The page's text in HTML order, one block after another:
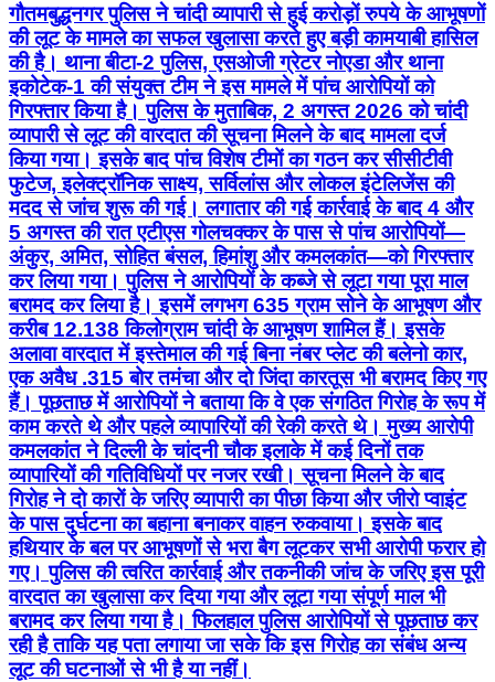
गौतमबुद्धनगर पुलिस ने चांदी व्यापारी से हुई करोड़ों रुपये के आभूषणों
की लूट के मामले का सफल खुलासा करते हुए बड़ी कामयाबी हासिल
की है। थाना बीटा-2 पुलिस, एसओजी ग्रेटर नोएडा और थाना
इकोटेक-1 की संयुक्त टीम ने इस मामले में पांच आरोपियों को
गिरफ्तार किया है। पुलिस के मुताबिक, 2 अगस्त 2026 को चांदी
व्यापारी से लूट की वारदात की सूचना मिलने के बाद मामला दर्ज
किया गया। इसके बाद पांच विशेष टीमों का गठन कर सीसीटीवी
फुटेज, इलेक्ट्रॉनिक साक्ष्य, सर्विलांस और लोकल इंटेलिजेंस की
मदद से जांच शुरू की गई। लगातार की गई कार्रवाई के बाद 4 और
5 अगस्त की रात एटीएस गोलचक्कर के पास से पांच आरोपियों—
अंकुर, अमित, सोहित बंसल, हिमांशु और कमलकांत—को गिरफ्तार
कर लिया गया। पुलिस ने आरोपियों के कब्जे से लूटा गया पूरा माल
बरामद कर लिया है। इसमें लगभग 635 ग्राम सोने के आभूषण और
करीब 12.138 किलोग्राम चांदी के आभूषण शामिल हैं। इसके
अलावा वारदात में इस्तेमाल की गई बिना नंबर प्लेट की बलेनो कार,
एक अवैध .315 बोर तमंचा और दो जिंदा कारतूस भी बरामद किए गए
हैं। पूछताछ में आरोपियों ने बताया कि वे एक संगठित गिरोह के रूप में
काम करते थे और पहले व्यापारियों की रेकी करते थे। मुख्य आरोपी
कमलकांत ने दिल्ली के चांदनी चौक इलाके में कई दिनों तक
व्यापारियों की गतिविधियों पर नजर रखी। सूचना मिलने के बाद
गिरोह ने दो कारों के जरिए व्यापारी का पीछा किया और जीरो प्वाइंट
के पास दुर्घटना का बहाना बनाकर वाहन रुकवाया। इसके बाद
हथियार के बल पर आभूषणों से भरा बैग लूटकर सभी आरोपी फरार हो
गए। पुलिस की त्वरित कार्रवाई और तकनीकी जांच के जरिए इस पूरी
वारदात का खुलासा कर दिया गया और लूटा गया संपूर्ण माल भी
बरामद कर लिया गया है। फिलहाल पुलिस आरोपियों से पूछताछ कर
रही है ताकि यह पता लगाया जा सके कि इस गिरोह का संबंध अन्य
लूट की घटनाओं से भी है या नहीं।